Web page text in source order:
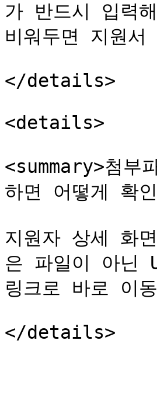
가 반드시 입력
비워두면 지원
</details>
<details>
<summary>첨
하면 어떻게 확
지원자 상세 화
은 파일이 아닌
링크로 바로 이